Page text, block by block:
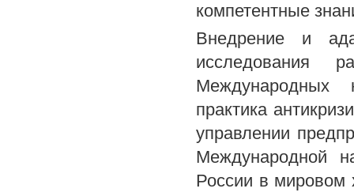
компетентные
Внедрение и
исследования
Международных
практика
управлении
Международной
России в мировом